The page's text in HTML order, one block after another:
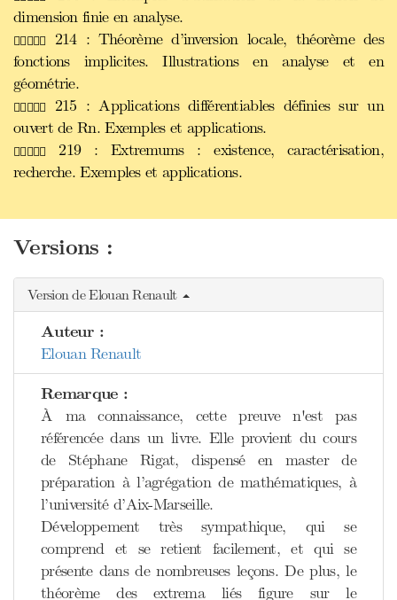
dimension finie en analyse.
214 : Théorème d’inversion locale, théorème des
fonctions implicites. Illustrations en analyse et en
géométrie.
215 : Applications différentiables définies sur un
ouvert de Rn. Exemples et applications.
219 : Extremums : existence, caractérisation,
recherche. Exemples et applications.
Versions :
Version de Elouan Renault
Auteur :
Elouan Renault
Remarque :
À ma connaissance, cette preuve n'est pas
référencée dans un livre. Elle provient du cours
de Stéphane Rigat, dispensé en master de
préparation à l’agrégation de mathématiques, à
l’université d’Aix-Marseille.
Développement très sympathique, qui se
comprend et se retient facilement, et qui se
présente dans de nombreuses leçons. De plus, le
théorème des extrema liés figure sur le